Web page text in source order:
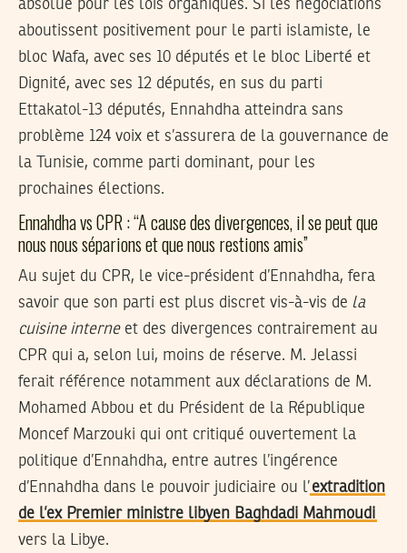
absolue pour les lois organiques. Si les négociations
aboutissent positivement pour le parti islamiste, le
bloc Wafa, avec ses 10 députés et le bloc Liberté et
Dignité, avec ses 12 députés, en sus du parti
Ettakatol-13 députés, Ennahdha atteindra sans
problème 124 voix et s’assurera de la gouvernance de
la Tunisie, comme parti dominant, pour les
prochaines élections.
Ennahdha vs CPR : “A cause des divergences, il se peut que
nous nous séparions et que nous restions amis”
Au sujet du CPR, le vice-président d’Ennahdha, fera
savoir que son parti est plus discret vis-à-vis de la
cuisine interneet des divergences contrairement au
CPR qui a, selon lui, moins de réserve. M. Jelassi
ferait référence notamment aux déclarations de M.
Mohamed Abbou et du Président de la République
Moncef Marzouki qui ont critiqué ouvertement la
politique d’Ennahdha, entre autres l’ingérence
d’Ennahdha dans le pouvoir judiciaire ou l’extradition
de l’ex Premier ministre libyen Baghdadi Mahmoudi
vers la Libye.